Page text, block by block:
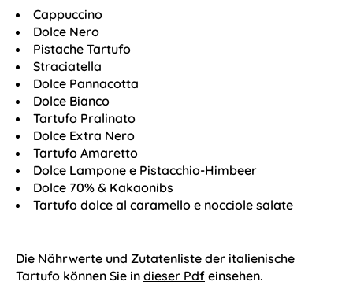
Cappuccino
Dolce Nero
Pistache Tartufo
Straciatella
Dolce Pannacotta
Dolce Bianco
Tartufo Pralinato
Dolce Extra Nero
Tartufo Amaretto
Dolce Lampone e Pistacchio-Himbeer
Dolce 70% & Kakaonibs
Tartufo dolce al caramello e nocciole salate
Die Nährwerte und Zutatenliste der italienische
Tartufo können Sie in dieser Pdf einsehen.